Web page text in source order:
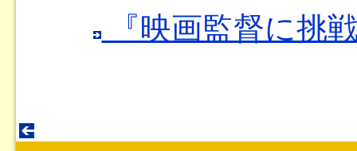
『映画監督に挑